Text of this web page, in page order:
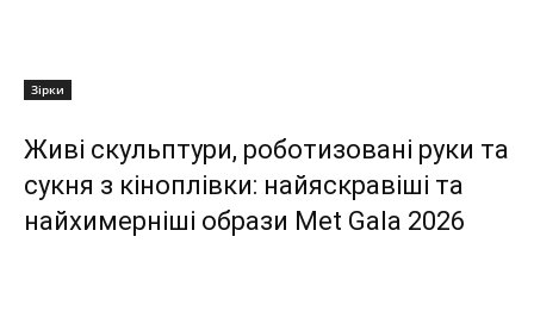
Зірки
Живі скульптури, роботизовані руки та
сукня з кіноплівки: найяскравіші та
найхимерніші образи Met Gala 2026